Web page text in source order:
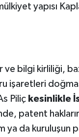
yapısı
ve bilgi kirliliği,
işaretleri
Piliç kesinlikle
patent
ya da kuruluşun